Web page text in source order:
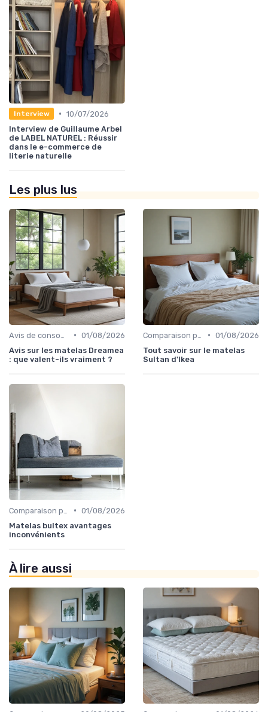
Interview • 10/07/2026
Interview de Guillaume Arbel
de LABEL NATUREL : Réussir
dans le e-commerce de
literie naturelle
Les plus lus
• 01/08/2026
Avis sur les matelas Dreamea
: que valent-ils vraiment ?
• 01/08/2026
Tout savoir sur le matelas
Sultan d'Ikea
• 01/08/2026
Matelas bultex avantages
inconvénients
À lire aussi